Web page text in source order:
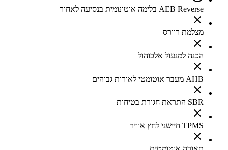
AEB Reverse בלימה אוטונומית בנסיעה לאחור
מצלמת רוורס
הכנה למנעול אלכוהול
AHB מעבר אוטומטי לאורות גבוהים
SBR התראת חגורת בטיחות
TPMS חיישני לחץ אוויר